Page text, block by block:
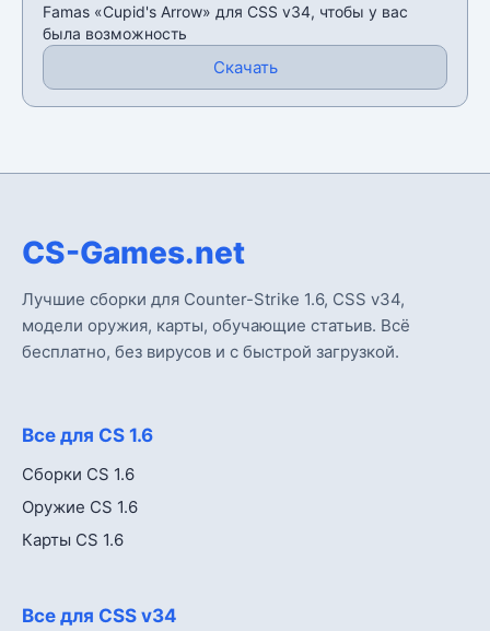
Famas «Cupid's Arrow» для CSS v34, чтобы у вас
была возможность
Скачать
CS-Games.net
Лучшие сборки для Counter-Strike 1.6, CSS v34,
модели оружия, карты, обучающие статьив. Всё
бесплатно, без вирусов и с быстрой загрузкой.
Все для CS 1.6
Сборки CS 1.6
Оружие CS 1.6
Карты CS 1.6
Все для CSS v34